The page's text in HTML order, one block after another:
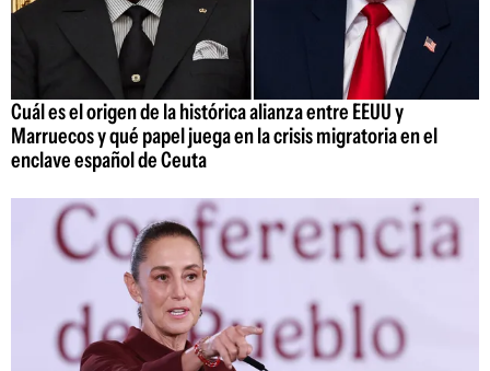
Cuál es el origen de la histórica alianza entre EEUU y
Marruecos y qué papel juega en la crisis migratoria en el
enclave español de Ceuta